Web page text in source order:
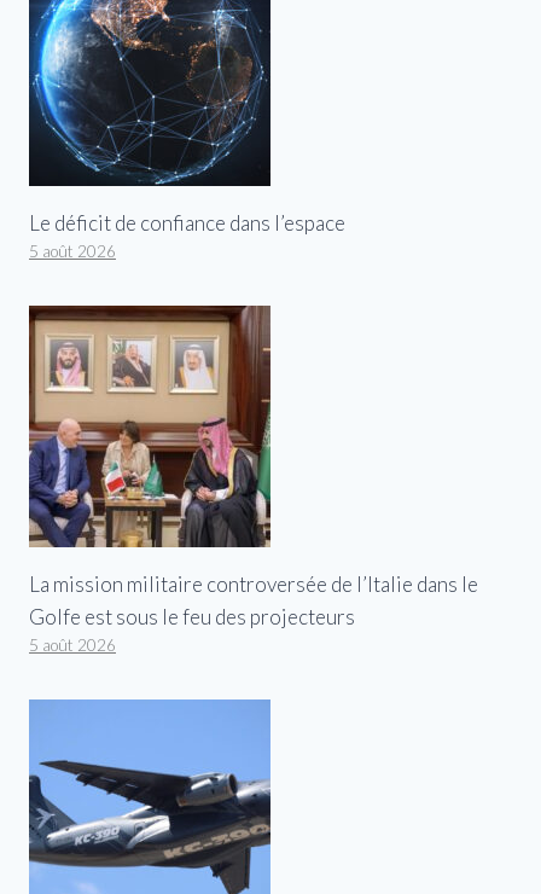
Le déficit de confiance dans l’espace
5 août 2026
La mission militaire controversée de l’Italie dans le
Golfe est sous le feu des projecteurs
5 août 2026